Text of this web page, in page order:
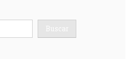
Buscar